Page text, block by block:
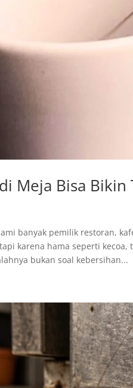
Meja Bisa
banyak pemilik restoran,
karena hama seperti
bukan soal kebersihan...